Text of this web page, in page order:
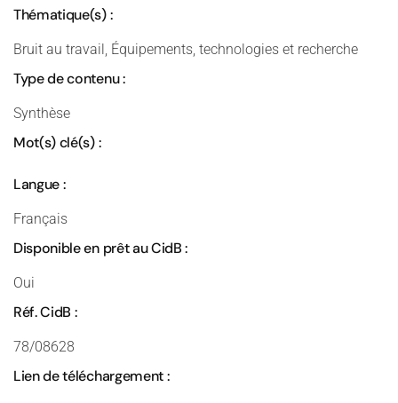
Thématique(s) :
Bruit au travail, Équipements, technologies et recherche
Type de contenu :
Synthèse
Mot(s) clé(s) :
Langue :
Français
Disponible en prêt au CidB :
Oui
Réf. CidB :
78/08628
Lien de téléchargement :